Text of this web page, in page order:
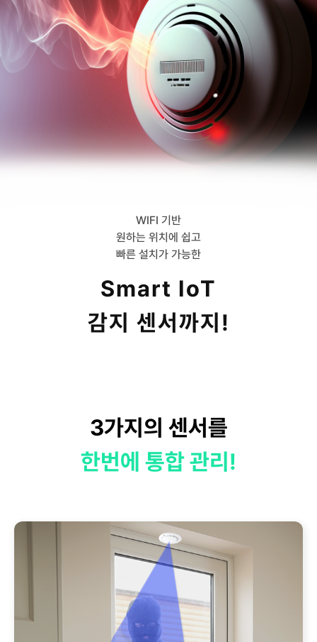
WIFI 기반
원하는 위치에 쉽고
빠른 설치가 가능한
Smart IoT
감지 센서까지!
3가지의 센서를
한번에 통합 관리!